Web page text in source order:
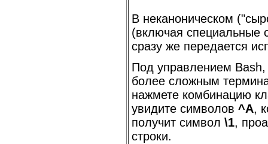
В неканоническом (
(включая специальные
сразу же передается
Под управлением
более сложным
нажмете комбинацию
увидите символов ^A,
получит символ \1,
строки.